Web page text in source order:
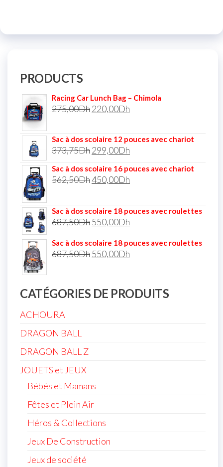
PRODUCTS
Racing Car Lunch Bag – Chimola
275,00Dh220,00Dh
Sac à dos scolaire 12 pouces avec chariot
373,75Dh299,00Dh
Sac à dos scolaire 16 pouces avec chariot
562,50Dh450,00Dh
Sac à dos scolaire 18 pouces avec roulettes
687,50Dh550,00Dh
Sac à dos scolaire 18 pouces avec roulettes
687,50Dh550,00Dh
CATÉGORIES DE PRODUITS
ACHOURA
DRAGON BALL
DRAGON BALL Z
JOUETS et JEUX
Bébés et Mamans
Fêtes et Plein Air
Héros & Collections
Jeux De Construction
Jeux de société